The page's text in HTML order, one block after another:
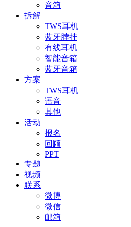
音箱
拆解
TWS耳机
蓝牙脖挂
有线耳机
智能音箱
蓝牙音箱
方案
TWS耳机
语音
其他
活动
报名
回顾
PPT
专题
视频
联系
微博
微信
邮箱